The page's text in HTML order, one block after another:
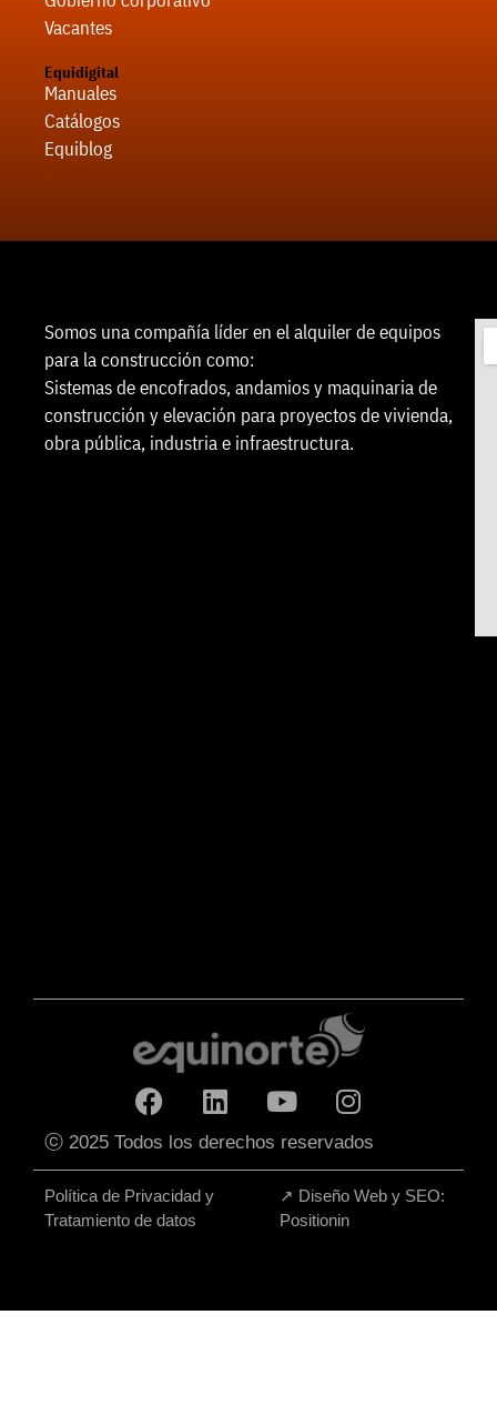
Vacantes
Equidigital
Manuales
Catálogos
Equiblog
Somos una compañía líder en el alquiler de equipos
para la construcción como:
Sistemas de encofrados, andamios y maquinaria de
construcción y elevación para proyectos de vivienda,
obra pública, industria e infraestructura.
ⓒ 2025 Todos los derechos reservados
Política de Privacidad y
Tratamiento de datos
↗ Diseño Web y SEO:
Positionin